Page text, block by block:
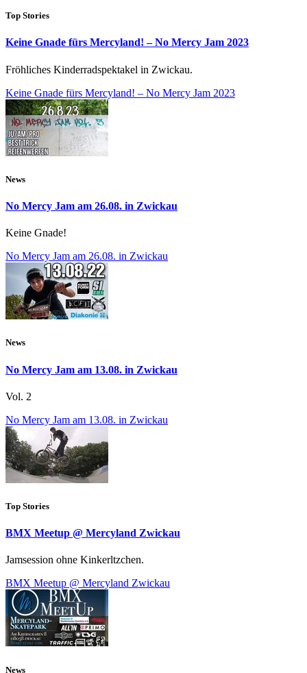
Top Stories
Keine Gnade fürs Mercyland! – No Mercy Jam 2023
Fröhliches Kinderradspektakel in Zwickau.
Keine Gnade fürs Mercyland! – No Mercy Jam 2023
News
No Mercy Jam am 26.08. in Zwickau
Keine Gnade!
No Mercy Jam am 26.08. in Zwickau
News
No Mercy Jam am 13.08. in Zwickau
Vol. 2
No Mercy Jam am 13.08. in Zwickau
Top Stories
BMX Meetup @ Mercyland Zwickau
Jamsession ohne Kinkerltzchen.
BMX Meetup @ Mercyland Zwickau
News